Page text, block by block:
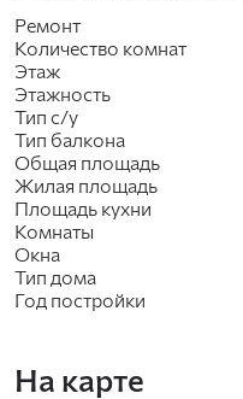
Ремонт
Количество комнат
Этаж
Этажность
Тип с/у
Тип балкона
Общая площадь
Жилая площадь
Площадь кухни
Комнаты
Окна
Тип дома
Год постройки
На карте